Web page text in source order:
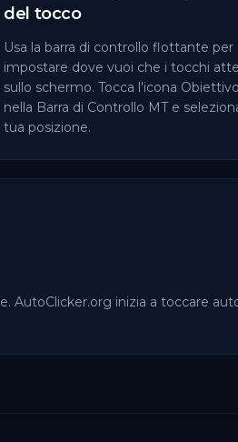
del tocco
Usa la barra di controllo flottante per
impostare dove vuoi che i tocchi
sullo schermo. Tocca l'icona Obiettivo
nella Barra di Controllo MT e
tua posizione.
AutoClicker.org inizia a toccare